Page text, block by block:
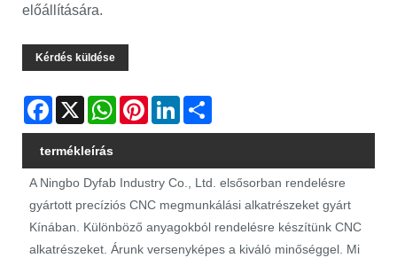
előállítására.
Kérdés küldése
Facebook
X WhatsAppPinterestLinkedIn
termékleírás
A Ningbo Dyfab Industry Co., Ltd. elsősorban rendelésre
gyártott precíziós CNC megmunkálási alkatrészeket gyárt
Kínában. Különböző anyagokból rendelésre készítünk CNC
alkatrészeket. Árunk versenyképes a kiváló minőséggel. Mi